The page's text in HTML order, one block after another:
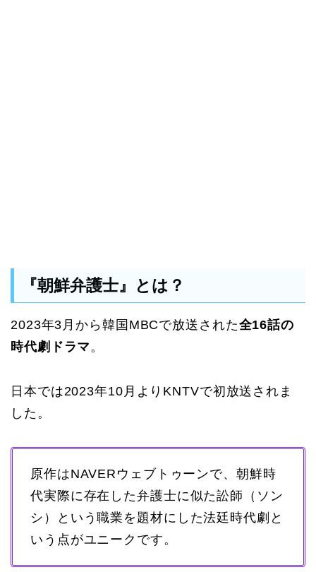
『朝鮮弁護士』とは？
2023年3月から韓国MBCで放送された全16話の
時代劇ドラマ。
日本では2023年10月よりKNTVで初放送されま
した。
原作はNAVERウェブトゥーンで、朝鮮時
代実際に存在した弁護士に似た訟師（ソン
シ）という職業を題材にした法廷時代劇と
いう点がユニークです。